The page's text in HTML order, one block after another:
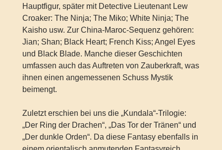
Hauptfigur, später mit Detective Lieutenant Lew
Croaker: The Ninja; The Miko; White Ninja; The
Kaisho usw. Zur China-Maroc-Sequenz gehören:
Jian; Shan; Black Heart; French Kiss; Angel Eyes
und Black Blade. Manche dieser Geschichten
umfassen auch das Auftreten von Zauberkraft, was
ihnen einen angemessenen Schuss Mystik
beimengt.
Zuletzt erschien bei uns die „Kundala“-Trilogie:
„Der Ring der Drachen“, „Das Tor der Tränen“ und
„Der dunkle Orden“. Da diese Fantasy ebenfalls in